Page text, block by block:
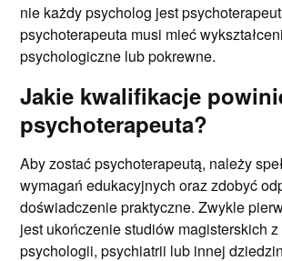
nie każdy psycholog jest
psychoterapeuta musi mieć
psychologiczne lub pokrewne.
Jakie kwalifikacje
psychoterapeuta?
Aby zostać psychoterapeutą, należy
wymagań edukacyjnych oraz zdobyć
doświadczenie praktyczne. Zwykle
jest ukończenie studiów magisterskich
psychologii, psychiatrii lub innej